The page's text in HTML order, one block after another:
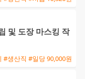
및 도장 마스킹 작
#생산직 #일당 90,000원